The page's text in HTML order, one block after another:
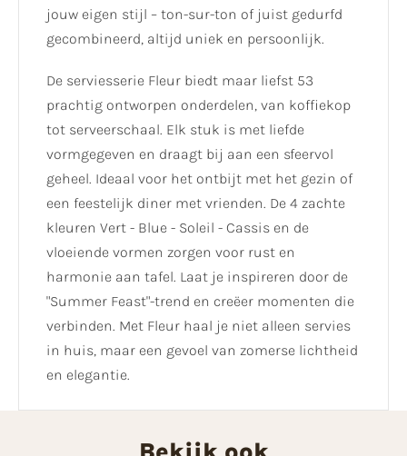
jouw eigen stijl – ton-sur-ton of juist gedurfd
gecombineerd, altijd uniek en persoonlijk.
De serviesserie Fleur biedt maar liefst 53
prachtig ontworpen onderdelen, van koffiekop
tot serveerschaal. Elk stuk is met liefde
vormgegeven en draagt bij aan een sfeervol
geheel. Ideaal voor het ontbijt met het gezin of
een feestelijk diner met vrienden. De 4 zachte
kleuren Vert - Blue - Soleil - Cassis en de
vloeiende vormen zorgen voor rust en
harmonie aan tafel. Laat je inspireren door de
"Summer Feast"-trend en creëer momenten die
verbinden. Met Fleur haal je niet alleen servies
in huis, maar een gevoel van zomerse lichtheid
en elegantie.